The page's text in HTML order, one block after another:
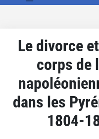
Le divorce
corps de
dans les
1804-